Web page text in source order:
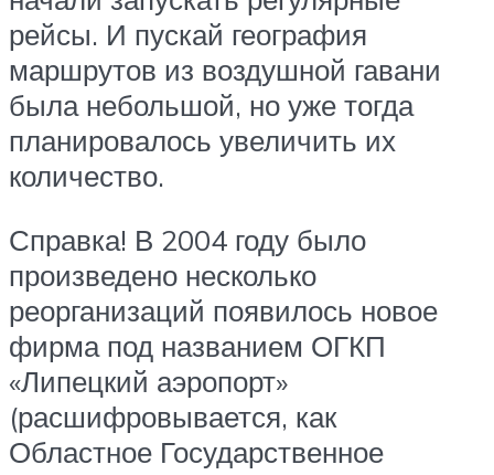
рейсы. И пускай география
маршрутов из воздушной гавани
была небольшой, но уже тогда
планировалось увеличить их
количество.
Справка! В 2004 году было
произведено несколько
реорганизаций появилось новое
фирма под названием ОГКП
«Липецкий аэропорт»
(расшифровывается, как
Областное Государственное